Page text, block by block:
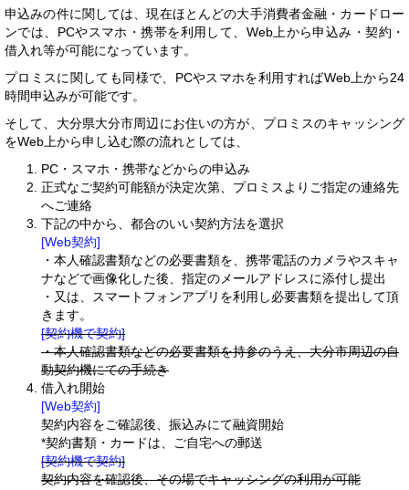
申込みの件に関しては、現在ほとんどの大手消費者金融・カードロー
ンでは、PCやスマホ・携帯を利用して、Web上から申込み・契約・
借入れ等が可能になっています。
プロミスに関しても同様で、PCやスマホを利用すればWeb上から24
時間申込みが可能です。
そして、大分県大分市周辺にお住いの方が、プロミスのキャッシング
をWeb上から申し込む際の流れとしては、
PC・スマホ・携帯などからの申込み
正式なご契約可能額が決定次第、プロミスよりご指定の連絡先
へご連絡
下記の中から、都合のいい契約方法を選択
[Web契約]
・本人確認書類などの必要書類を、携帯電話のカメラやスキャ
ナなどで画像化した後、指定のメールアドレスに添付し提出
・又は、スマートフォンアプリを利用し必要書類を提出して頂
きます。
[契約機で契約]
・本人確認書類などの必要書類を持参のうえ、大分市周辺の自
動契約機にての手続き
借入れ開始
[Web契約]
契約内容をご確認後、振込みにて融資開始
*契約書類・カードは、ご自宅への郵送
[契約機で契約]
契約内容を確認後、その場でキャッシングの利用が可能